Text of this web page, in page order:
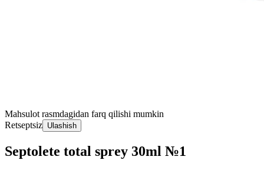
Mahsulot rasmdagidan farq qilishi mumkin
Retseptsiz Ulashish
Septolete total sprey 30ml №1